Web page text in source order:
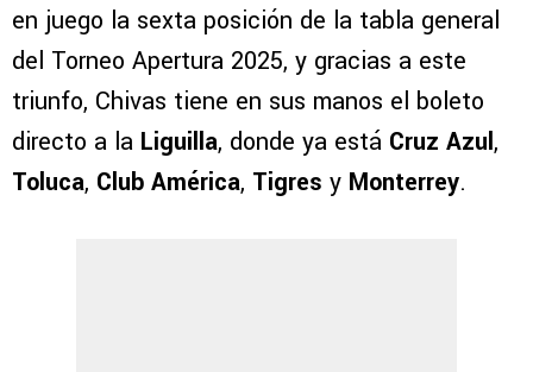
en juego la sexta posición de la tabla general
del Torneo Apertura 2025, y gracias a este
triunfo, Chivas tiene en sus manos el boleto
directo a la Liguilla, donde ya está Cruz Azul,
Toluca, Club América, Tigres y Monterrey.